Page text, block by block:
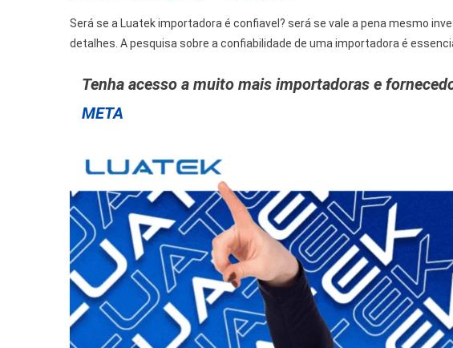
Será se a Luatek importadora é confiavel? será se vale a pena mesmo
detalhes. A pesquisa sobre a confiabilidade de uma importadora é
Tenha acesso a muito mais importadoras e
META